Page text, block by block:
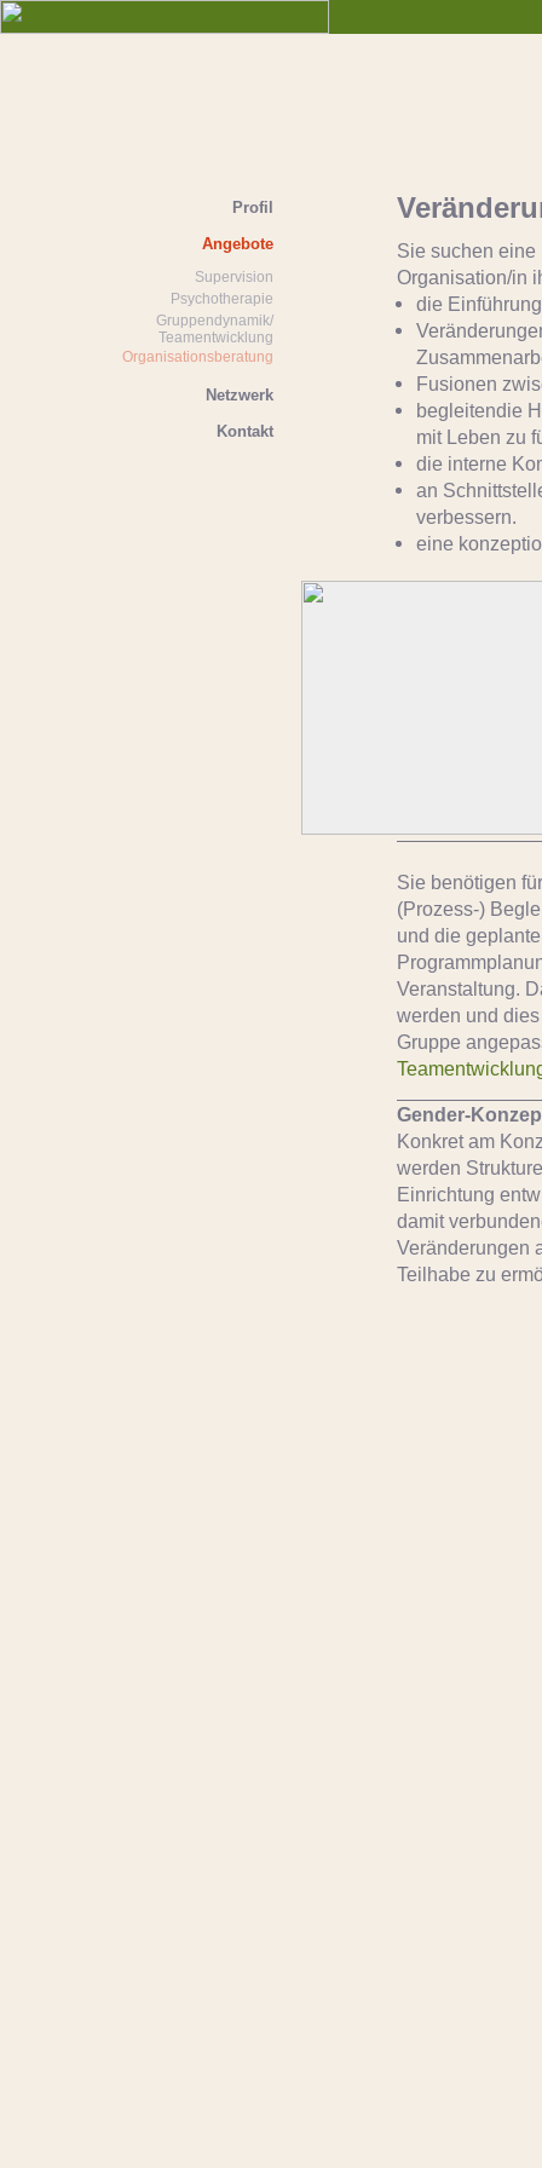
Profil
Angebote
Supervision
Psychotherapie
Gruppendynamik/
Teamentwicklung
Organisationsberatung
Netzwerk
Kontakt
Sie suchen eine
Organisation/in
die
Fusionen
begleitendie
mit Leben zu
die interne
an
verbessern.
eine
Sie benötigen
(Prozess-)
und die
Veranstaltung.
werden und
Gruppe
Gender-
Konkret am
werden
Einrichtung
damit
Veränderungen
Teilhabe zu